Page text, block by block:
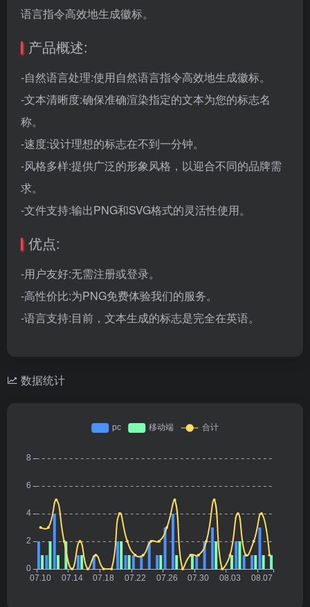
语言指令高效地生成徽标。
产品概述:
-自然语言处理:使用自然语言指令高效地生成徽标。
-文本清晰度:确保准确渲染指定的文本为您的标志名
称。
-速度:设计理想的标志在不到一分钟。
-风格多样:提供广泛的形象风格，以迎合不同的品牌需
求。
-文件支持:输出PNG和SVG格式的灵活性使用。
优点:
-用户友好:无需注册或登录。
-高性价比:为PNG免费体验我们的服务。
-语言支持:目前，文本生成的标志是完全在英语。
数据统计